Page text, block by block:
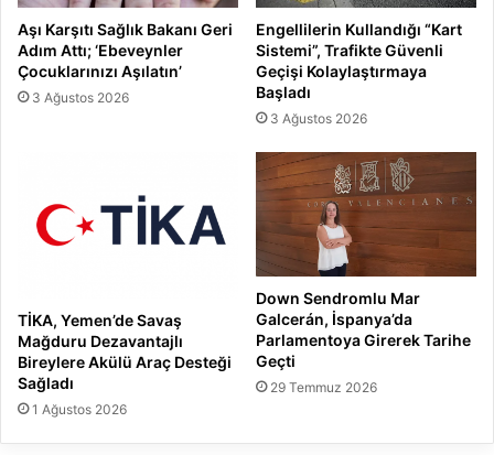
Aşı Karşıtı Sağlık Bakanı Geri
Adım Attı; ‘Ebeveynler
Çocuklarınızı Aşılatın’
3 Ağustos 2026
Engellilerin Kullandığı “Kart
Sistemi”, Trafikte Güvenli
Geçişi Kolaylaştırmaya
Başladı
3 Ağustos 2026
TİKA, Yemen’de Savaş
Mağduru Dezavantajlı
Bireylere Akülü Araç Desteği
Sağladı
1 Ağustos 2026
Down Sendromlu Mar
Galcerán, İspanya’da
Parlamentoya Girerek Tarihe
Geçti
29 Temmuz 2026